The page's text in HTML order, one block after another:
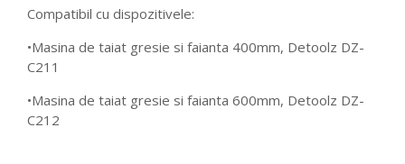
Compatibil cu dispozitivele:
•Masina de taiat gresie si faianta 400mm, Detoolz DZ-
C211
•Masina de taiat gresie si faianta 600mm, Detoolz DZ-
C212